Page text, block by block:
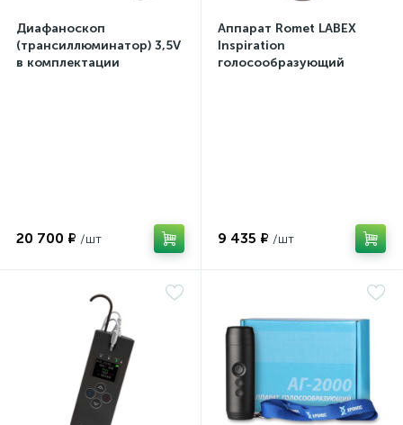
Диафаноскоп
(трансиллюминатор) 3,5V
в комплектации
20 700 ₽
Аппарат Romet LABEX
Inspiration
голосообразующий
9 435 ₽